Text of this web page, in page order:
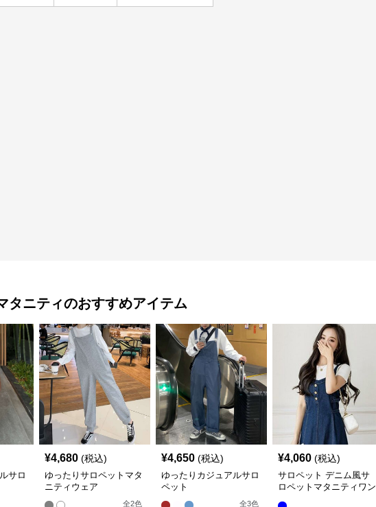
タニティのおすすめアイテム
サロ
¥4,680 (税込)
ゆったりサロペットマタ
ニティウェア
全2色
¥4,650 (税込)
ゆったりカジュアルサロ
ペット
全3色
¥4,060 (税込)
サロペット デニム風サ
ロペットマタニティワン